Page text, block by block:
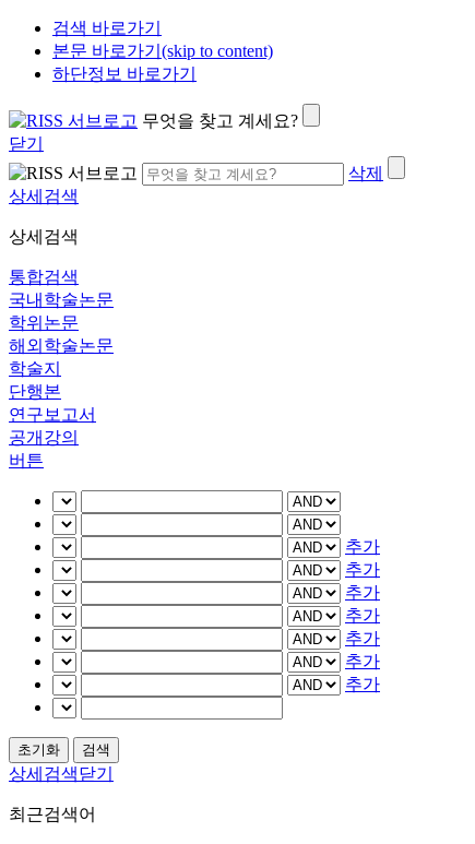
검색 바로가기
본문 바로가기(skip to content)
하단정보 바로가기
무엇을 찾고 계세요?
닫기
삭제
상세검색
상세검색
통합검색
국내학술논문
학위논문
해외학술논문
학술지
단행본
연구보고서
공개강의
버튼
추가
추가
추가
추가
추가
추가
추가
상세검색닫기
최근검색어